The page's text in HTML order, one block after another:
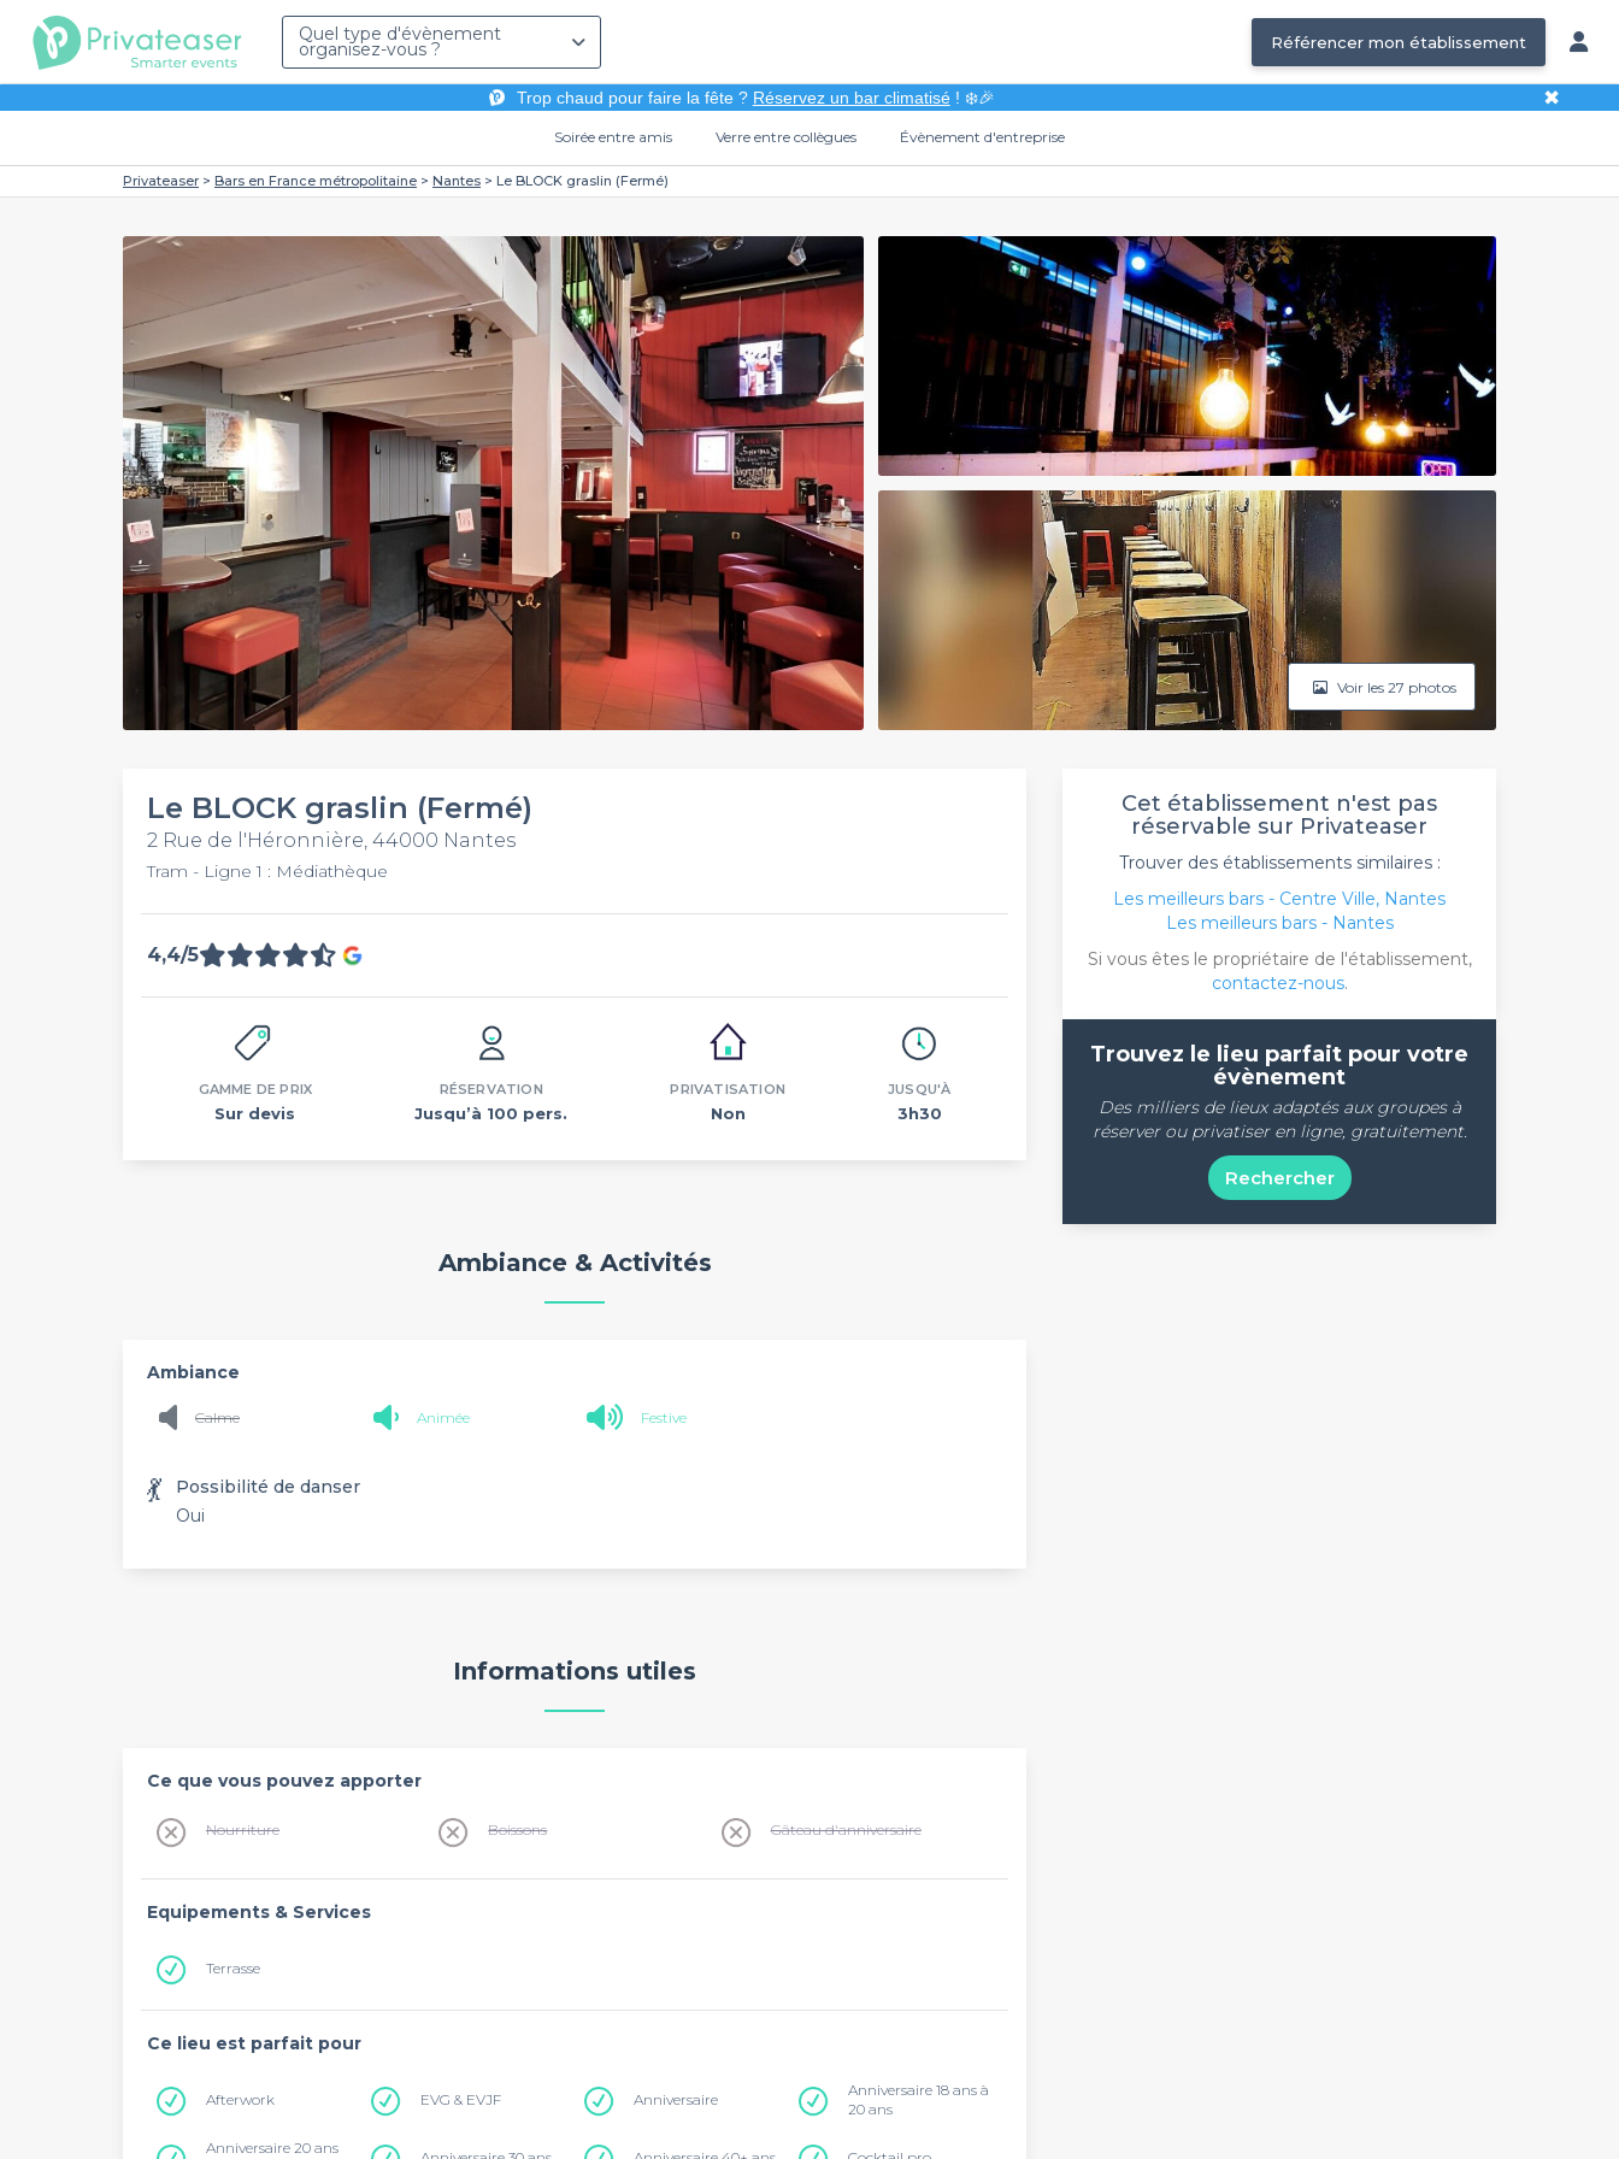
Quel type d'évènement
organisez-vous ? Référencer mon établissement
Trop chaud pour faire la fête ? Réservez un bar climatisé! ❄️🎉 ✖
Soirée entre amis Verre entre collègues Évènement d'entreprise
Privateaser Bars en France métropolitaine Nantes Le BLOCK graslin (Fermé)
Voir les 27 photos
Le BLOCK graslin (Fermé)
2 Rue de l'Héronnière, 44000 Nantes
Tram - Ligne 1 : Médiathèque
4,4/5
GAMME DE PRIX
Sur devis
RÉSERVATION
Jusqu’à 100 pers.
PRIVATISATION
Non
JUSQU'À
3h30
Ambiance & Activités
Ambiance
Calme Animée Festive
💃
Possibilité de danser
Oui
Informations utiles
Ce que vous pouvez apporter
Nourriture Boissons Gâteau d'anniversaire
Equipements & Services
Terrasse
Ce lieu est parfait pour
Afterwork EVG & EVJF Anniversaire
Anniversaire 18 ans à
20 ans
Anniversaire 20 ans
Cet établissement n'est pas
réservable sur Privateaser
Trouver des établissements similaires :
Les meilleurs bars - Centre Ville, Nantes
Les meilleurs bars - Nantes
Si vous êtes le propriétaire de l'établissement,
contactez-nous.
Trouvez le lieu parfait pour votre
évènement
Des milliers de lieux adaptés aux groupes à
réserver ou privatiser en ligne, gratuitement.
Rechercher